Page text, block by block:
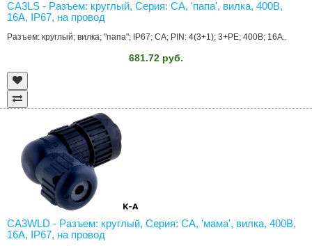
CA3LS - Разъем: круглый, Серия: CA, 'папа', вилка, 400В,
16А, IP67, на провод
Разъем: круглый; вилка; "папа"; IP67; CA; PIN: 4(3+1); 3+PE; 400В; 16А..
681.72 руб.
CA3WLD - Разъем: круглый, Серия: CA, 'мама', вилка, 400В,
16А, IP67, на провод